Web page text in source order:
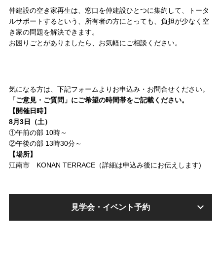
家づくり無料相談会
仲建設の空き家再生は、窓口を仲建設ひとつに集約して、トータ
ルサポートするという、所有者の方にとっても、負担が少なく空
き家の問題を解決できます。
お困りごとがありましたら、お気軽にご相談ください。
気になる方は、下記フォームよりお申込み・お問合せください。
「ご意見・ご質問」にご希望の時間帯をご記載ください。
【開催日時】
8月3日（土）
①午前の部 10時～
②午後の部 13時30分～
【場所】
江南市 KONAN TERRACE（詳細は申込み後にお伝えします)
見学会・イベント予約